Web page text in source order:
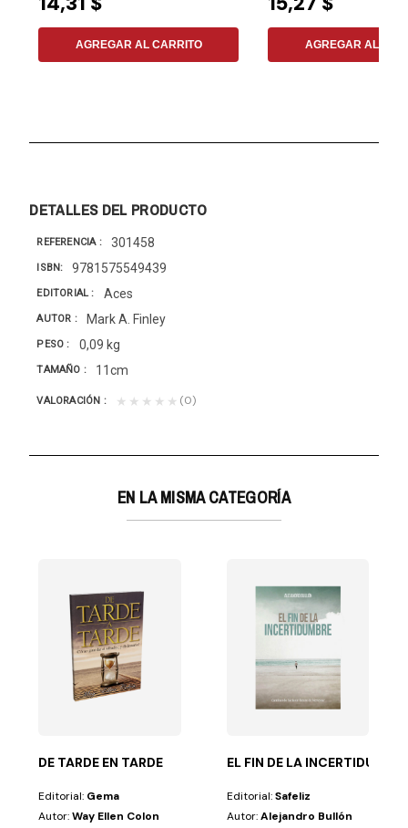
AGREGAR AL CARRITO AGREGAR AL
DETALLES DEL PRODUCTO
REFERENCIA 301458
ISBN 9781575549439
EDITORIAL Aces
AUTOR Mark A. Finley
PESO 0,09 kg
TAMAÑO 11cm
VALORACIÓN ★★★★★ (0)
EN LA MISMA CATEGORÍA
que Dios...
DE TARDE EN TARDE
Editorial: Gema
Autor:Way Ellen Colon
EL FIN DE LA
Editorial:Safeliz
Autor:Alejandro Bullón